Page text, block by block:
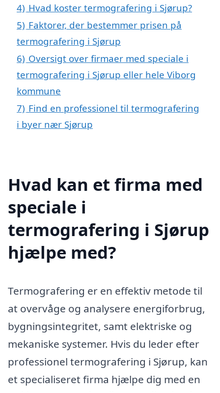
4) Hvad koster termografering i Sjørup?
5) Faktorer, der bestemmer prisen på
termografering i Sjørup
6) Oversigt over firmaer med speciale i
termografering i Sjørup eller hele Viborg
kommune
7) Find en professionel til termografering
i byer nær Sjørup
Hvad kan et firma med
speciale i
termografering i Sjørup
hjælpe med?
Termografering er en effektiv metode til
at overvåge og analysere energiforbrug,
bygningsintegritet, samt elektriske og
mekaniske systemer. Hvis du leder efter
professionel termografering i Sjørup, kan
et specialiseret firma hjælpe dig med en